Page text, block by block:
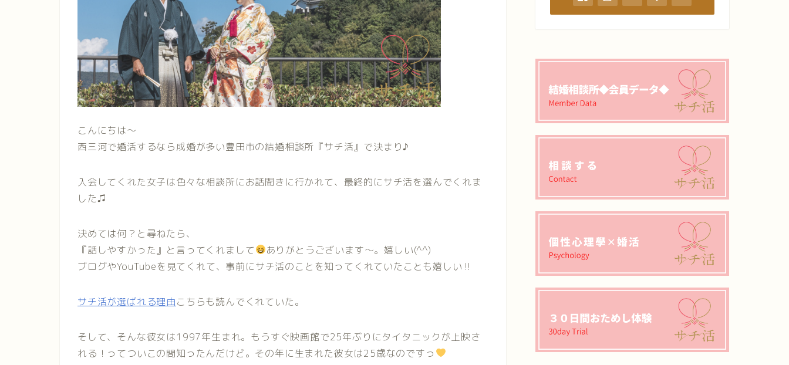
こんにちは〜
西三河で婚活するなら成婚が多い豊田市の結婚相談所『サチ活』で決まり♪
入会してくれた女子は色々な相談所にお話聞きに行かれて、最終的にサチ活を選んでくれま
した♫
決めては何？と尋ねたら、
『話しやすかった』と言ってくれまして
ありがとうございます〜。嬉しい(^^)
ブログやYouTubeを見てくれて、事前にサチ活のことを知ってくれていたことも嬉しい‼︎
サチ活が選ばれる理由こちらも読んでくれていた。
そして、そんな彼女は1997年生まれ。もうすぐ映画館で25年ぶりにタイタニックが上映さ
れる！ってついこの間知ったんだけど。その年に生まれた彼女は25歳なのですっ